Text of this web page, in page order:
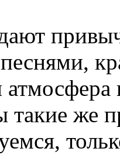
такие же